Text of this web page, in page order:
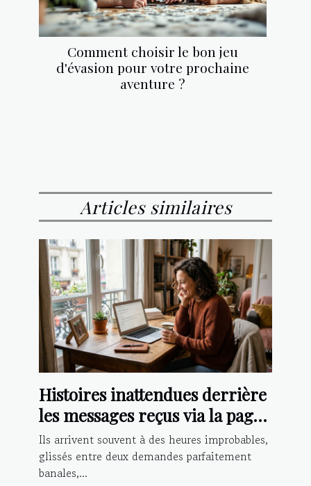
Comment choisir le bon jeu
d'évasion pour votre prochaine
aventure ?
Articles similaires
Histoires inattendues derrière
les messages reçus via la page
contact
Ils arrivent souvent à des heures improbables,
glissés entre deux demandes parfaitement
banales,...